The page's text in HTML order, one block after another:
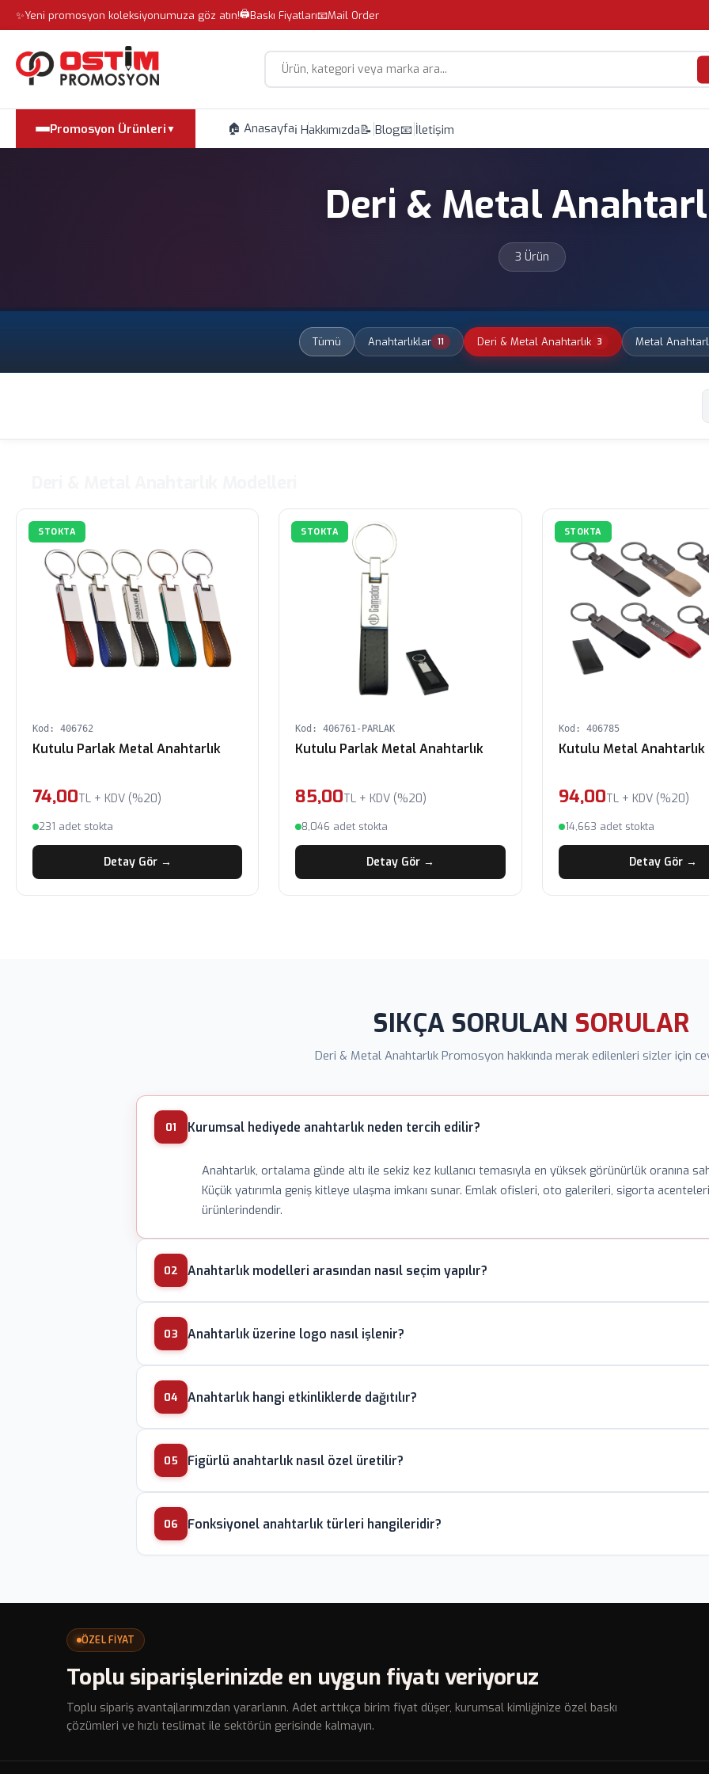
✨Yeni promosyon koleksiyonumuza göz atın!🖨️Baskı Fiyatları📧Mail Order
Site içi arama
Promosyon Ürünleri▼ 🏠 Anasayfaℹ️ Hakkımızda📝 Blog📧 İletişim
Deri & Metal
3 Ürün
Tümü Anahtarlıklar 11 Deri & Metal Anahtarlık 3 Metal
STOKTA
Kod: 406762
Kutulu Parlak Metal Anahtarlık
74,00TL + KDV (%20)
231 adet stokta
Detay Gör →
STOKTA
Kod: 406761-PARLAK
Kutulu Parlak Metal Anahtarlık
85,00TL + KDV (%20)
8,046 adet stokta
Detay Gör →
STOKTA
Kod: 406785
Kutulu Metal Anahtarlık
94,00TL + KDV (%20)
14,663 adet stokta
Detay Gör →
SIKÇA SORULAN SORULAR
Deri & Metal Anahtarlık Promosyon hakkında merak edilenleri sizler için
01 Kurumsal hediyede anahtarlık neden tercih edilir?
Anahtarlık, ortalama günde altı ile sekiz kez kullanıcı temasıyla en yüksek görünürlük oranına
Küçük yatırımla geniş kitleye ulaşma imkanı sunar. Emlak ofisleri, oto galerileri, sigorta
ürünlerindendir.
02 Anahtarlık modelleri arasından nasıl seçim yapılır?
kampanyalar için tercih edilir. USB bellekli, fenerli, açacaklı ve RFID engelleyici fonksiyonel
03 Anahtarlık üzerine logo nasıl işlenir?
anahtarlıklarda sıcak gofre baskı klasik prestij görünüm sağlar. UV dijital baskı ise fotoğraf
04 Anahtarlık hangi etkinliklerde dağıtılır?
sıkça kullanılır. Turizm ofislerinde şehir silueti şeklinde souvenir olarak da tercih edilir.
05 Figürlü anahtarlık nasıl özel üretilir?
kalıp ve son olarak PVC veya polyresin döküm işlemi yapılır. Renk skalası kurumsal Pantone
06 Fonksiyonel anahtarlık türleri hangileridir?
ÖZEL FİYAT
Toplu siparişlerinizde en uygun fiyatı veriyoruz
Toplu sipariş avantajlarımızdan yararlanın. Adet arttıkça birim fiyat düşer, kurumsal kimliğinize özel baskı
çözümleri ve hızlı teslimat ile sektörün gerisinde kalmayın.